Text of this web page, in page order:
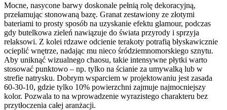
Mocne, nasycone barwy doskonale pełnią rolę dekoracyjną,
przełamując stonowaną bazę. Granat zestawiony ze złotymi
bateriami to prosty sposób na uzyskanie efektu glamour, podczas
gdy butelkowa zieleń nawiązuje do świata przyrody i sprzyja
relaksowi. Z kolei rdzawe odcienie terakoty potrafią błyskawicznie
ocieplić wnętrze, nadając mu nieco śródziemnomorskiego sznytu.
Aby uniknąć wizualnego chaosu, takie intensywne płytki warto
stosować punktowo – np. tylko na ścianie za umywalką lub w
strefie natrysku. Dobrym wsparciem w projektowaniu jest zasada
60-30-10, gdzie tylko 10% powierzchni zajmuje najmocniejszy
kolor. Pozwala to na wprowadzenie wyrazistego charakteru bez
przytłoczenia całej aranżacji.